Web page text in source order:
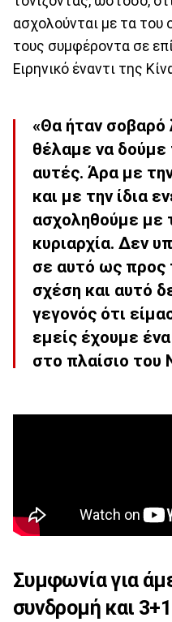
ασχολούνται με τα του
τους συμφέροντα σε
Ειρηνικό έναντι της
«Θα ήταν σοβαρό
θέλαμε να δούμε
αυτές. Άρα με
και με την ίδια
ασχοληθούμε με
κυριαρχία. Δεν
σε αυτό ως προς
σχέση και αυτό
γεγονός ότι
εμείς έχουμε
στο πλαίσιο του
Συμφωνία για
συνδρομή και